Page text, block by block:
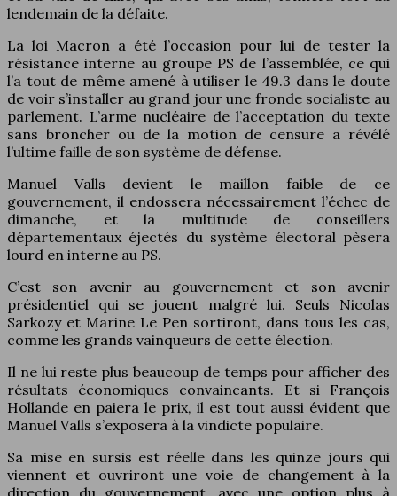
lendemain de la défaite.
La loi Macron a été l’occasion pour lui de tester la
résistance interne au groupe PS de l’assemblée, ce qui
l’a tout de même amené à utiliser le 49.3 dans le doute
de voir s’installer au grand jour une fronde socialiste au
parlement. L’arme nucléaire de l’acceptation du texte
sans broncher ou de la motion de censure a révélé
l’ultime faille de son système de défense.
Manuel Valls devient le maillon faible de ce
gouvernement, il endossera nécessairement l’échec de
dimanche, et la multitude de conseillers
départementaux éjectés du système électoral pèsera
lourd en interne au PS.
C’est son avenir au gouvernement et son avenir
présidentiel qui se jouent malgré lui. Seuls Nicolas
Sarkozy et Marine Le Pen sortiront, dans tous les cas,
comme les grands vainqueurs de cette élection.
Il ne lui reste plus beaucoup de temps pour afficher des
résultats économiques convaincants. Et si François
Hollande en paiera le prix, il est tout aussi évident que
Manuel Valls s’exposera à la vindicte populaire.
Sa mise en sursis est réelle dans les quinze jours qui
viennent et ouvriront une voie de changement à la
direction du gouvernement, avec une option plus à